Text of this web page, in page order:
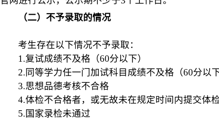
（二）不予录取的情况
考生存在以下情况不予录取：
1.复试成绩不及格（60分以下）
2.同等学力任一门加试科目成绩不及格（60分以
3.思想品德考核不合格
4.体检不合格者，或无故未在规定时间内提交体
5.国家录检未通过